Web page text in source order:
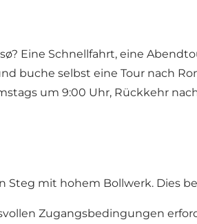
Eine Schnellfahrt, eine
buche selbst eine Tour nach
um 9:00 Uhr, Rückkehr
Steg mit hohem Bollwerk. Dies
Zugangsbedingungen